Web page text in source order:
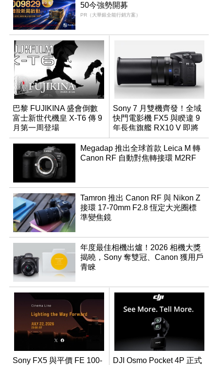
50今強勢開募
PR（大華銀全能行銷方案）
巴黎 FUJIKINA 盛會倒數
富士新世代機皇 X-T6 傳 9
月第一周登場
Sony 7 月雙機齊發！全域
快門電影機 FX5 與睽違 9
年長焦旗艦 RX10 V 即將
登場
Megadap 推出全球首款 Leica M 轉
Canon RF 自動對焦轉接環 M2RF
Tamron 推出 Canon RF 與 Nikon Z
接環 17-70mm F2.8 恆定大光圈標
準變焦鏡
年度最佳相機出爐！2026 相機大獎
揭曉，Sony 奪雙冠、Canon 獲用戶
青睞
Sony FX5 與平價 FE 100-
DJI Osmo Pocket 4P 正式